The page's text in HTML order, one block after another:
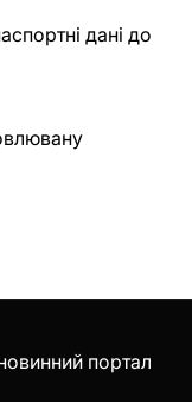
дані до
портал